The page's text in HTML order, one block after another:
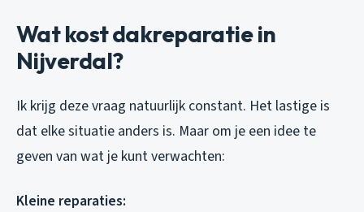
Wat kost dakreparatie in
Nijverdal?
Ik krijg deze vraag natuurlijk constant. Het lastige is
dat elke situatie anders is. Maar om je een idee te
geven van wat je kunt verwachten:
Kleine reparaties: